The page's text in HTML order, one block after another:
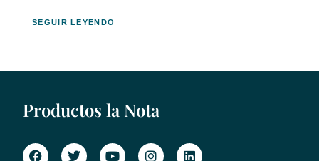
SEGUIR LEYENDO
Productos la Nota